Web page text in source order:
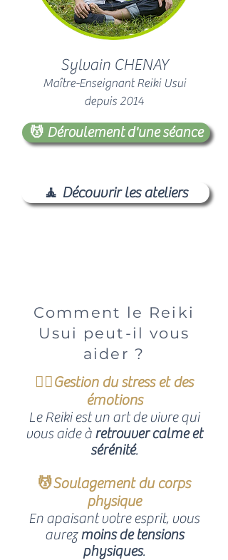
Sylvain CHENAY
Maître-Enseignant Reiki Usui
depuis 2014
💆 Déroulement d'une séance
🧘 Découvrir les ateliers
Comment le Reiki
Usui peut-il vous
aider ?
🧘‍♀️Gestion du stress et des
émotions
Le Reiki est un art de vivre qui
vous aide à retrouver calme et
sérénité.
💆Soulagement du corps
physique
En apaisant votre esprit, vous
aurezmoins de tensions
physiques.